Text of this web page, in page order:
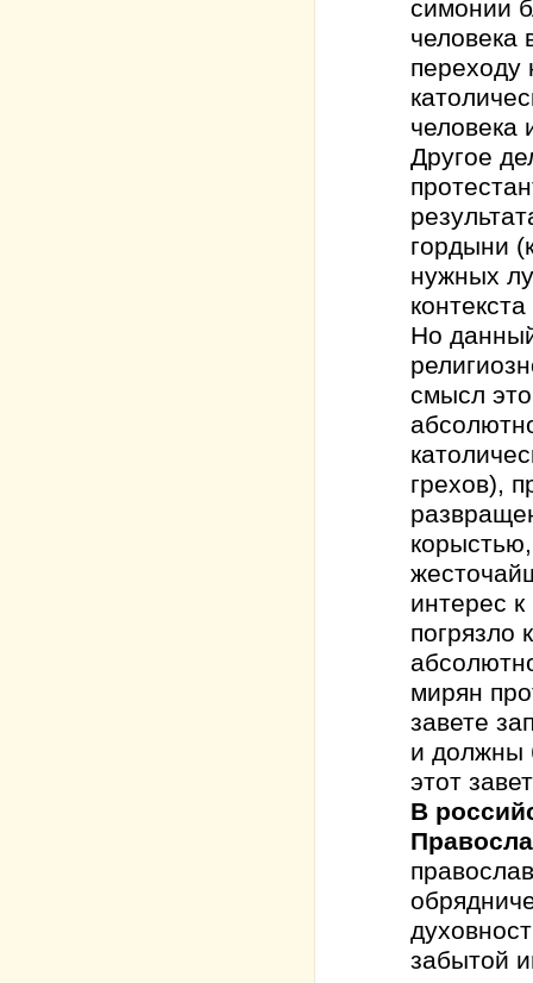
симонии
человека
переходу
человека
Другое
гордыни
нужных
Но
смысл
грехов),
интерес
погрязло
мирян
завете
и должны
этот
В
забытой